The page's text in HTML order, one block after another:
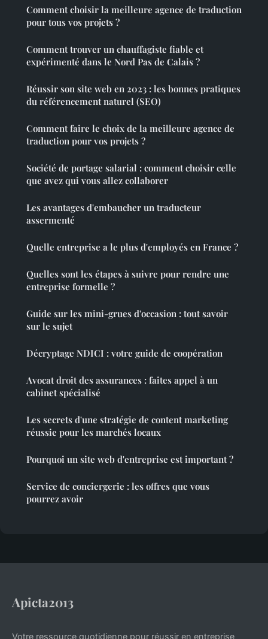
Comment choisir la meilleure agence de traduction
pour tous vos projets ?
Comment trouver un chauffagiste fiable et
expérimenté dans le Nord Pas de Calais ?
Réussir son site web en 2023 : les bonnes pratiques
du référencement naturel (SEO)
Comment faire le choix de la meilleure agence de
traduction pour vos projets ?
Société de portage salarial : comment choisir celle
que avez qui vous allez collaborer
Les avantages d'embaucher un traducteur
assermenté
Quelle entreprise a le plus d'employés en France ?
Quelles sont les étapes à suivre pour rendre une
entreprise formelle ?
Guide sur les mini-grues d'occasion : tout savoir
sur le sujet
Décryptage NDICI : votre guide de coopération
Avocat droit des assurances : faites appel à un
cabinet spécialisé
Les secrets d'une stratégie de content marketing
réussie pour les marchés locaux
Pourquoi un site web d'entreprise est important ?
Service de conciergerie : les offres que vous
pourrez avoir
Apicta2013
Votre ressource quotidienne pour réussir en entreprise